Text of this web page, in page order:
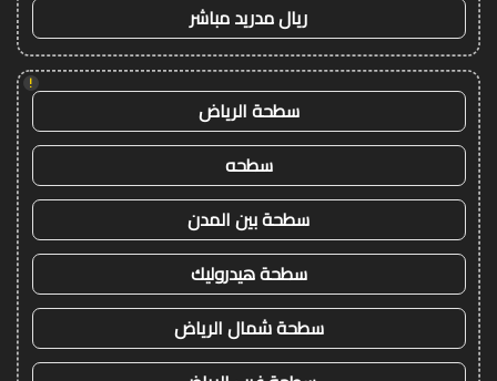
ريال مدريد مباشر
!
سطحة الرياض
سطحه
سطحة بين المدن
سطحة هيدروليك
سطحة شمال الرياض